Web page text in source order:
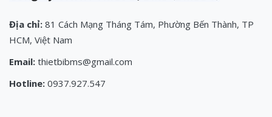
Địa chỉ: 81 Cách Mạng Tháng Tám, Phường Bến Thành, TP
HCM, Việt Nam
Email: thietbibms@gmail.com
Hotline: 0937.927.547